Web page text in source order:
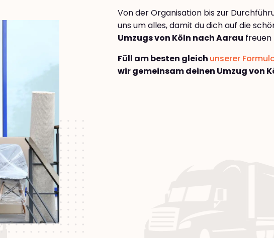
Von der Organisation bis zur
uns um alles, damit du dich auf die
Umzugs von Köln nach Aarau freuen
Füll am besten gleich unserer
wir gemeinsam deinen Umzug von